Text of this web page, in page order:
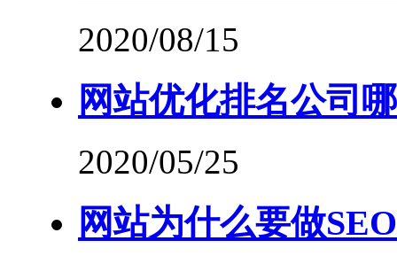
2020/08/15
网站优化排名公司
2020/05/25
网站为什么要做SEO